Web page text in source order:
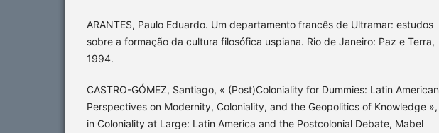
ARANTES, Paulo Eduardo. Um departamento francês de Ultramar: estudos
sobre a formação da cultura filosófica uspiana. Rio de Janeiro: Paz e Terra,
1994.
CASTRO-GÓMEZ, Santiago, « (Post)Coloniality for Dummies: Latin American
Perspectives on Modernity, Coloniality, and the Geopolitics of Knowledge »,
in Coloniality at Large: Latin America and the Postcolonial Debate, Mabel